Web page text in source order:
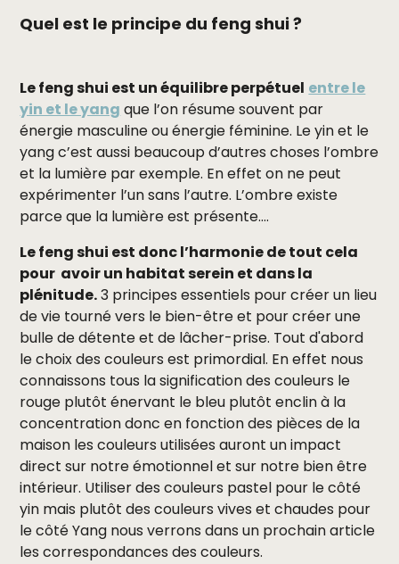
Quel est le principe du feng shui ?
Le feng shui est un équilibre perpétuel entre le
yin et le yang que l’on résume souvent par
énergie masculine ou énergie féminine. Le yin et le
yang c’est aussi beaucoup d’autres choses l’ombre
et la lumière par exemple. En effet on ne peut
expérimenter l’un sans l’autre. L’ombre existe
parce que la lumière est présente….
Le feng shui est donc l’harmonie de tout cela
pour avoir un habitat serein et dans la
plénitude.3 principes essentiels pour créer un lieu
de vie tourné vers le bien-être et pour créer une
bulle de détente et de lâcher-prise. Tout d'abord
le choix des couleurs est primordial. En effet nous
connaissons tous la signification des couleurs le
rouge plutôt énervant le bleu plutôt enclin à la
concentration donc en fonction des pièces de la
maison les couleurs utilisées auront un impact
direct sur notre émotionnel et sur notre bien être
intérieur. Utiliser des couleurs pastel pour le côté
yin mais plutôt des couleurs vives et chaudes pour
le côté Yang nous verrons dans un prochain article
les correspondances des couleurs.